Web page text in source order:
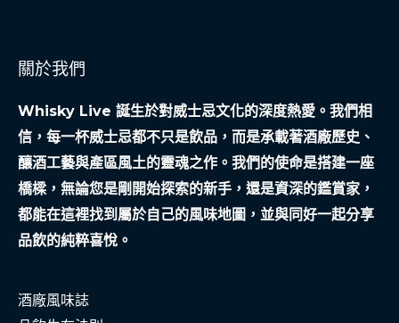
全
的
真
實
守
護
者
關於我們
Whisky Live 誕生於對威士忌文化的深度熱愛。我們相
信，每一杯威士忌都不只是飲品，而是承載著酒廠歷史、
釀酒工藝與產區風土的靈魂之作。我們的使命是搭建一座
橋樑，無論您是剛開始探索的新手，還是資深的鑑賞家，
都能在這裡找到屬於自己的風味地圖，並與同好一起分享
品飲的純粹喜悅。
酒廠風味誌